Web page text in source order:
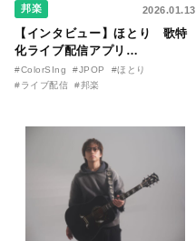
邦楽 2026.01.13
【インタビュー】ほとり 歌特
化ライブ配信アプリ
『ColorSing』にて、応援する
立場からトップライバーへ転身
#ColorSIng #JPOP
#ほとり
#ライブ配信
#邦楽